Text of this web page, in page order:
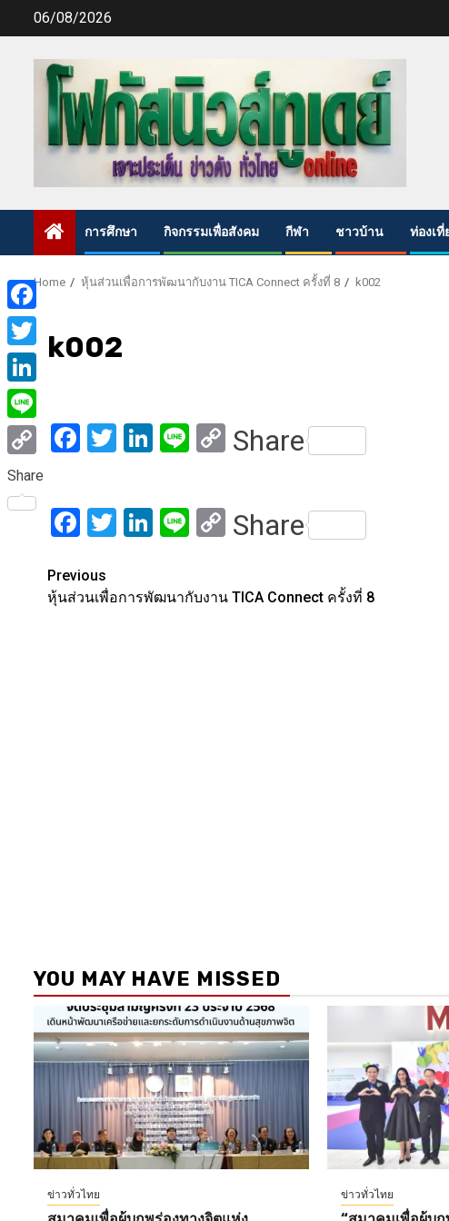
06/08/2026
การศึกษา กิจกรรมเพื่อสังคม กีฬา ชาวบ้าน ท่องเที่
Home หุ้นส่วนเพื่อการพัฒนากับงาน TICA Connect ครั้งที่ ​8 k002
k002
Facebook
Twitter
LinkedIn
LineCopy
Share
Facebook
Twitter
LinkedIn
LineCopy
Share
Post
navigation
Previous
หุ้นส่วนเพื่อการพัฒนากับงาน TICA Connect ครั้งที่ ​8
YOU MAY HAVE MISSED
ข่าวทั่วไทย ข่าวทั่วไทย
Facebook
Twitter
LinkedIn
Line
Copy
Link
Share